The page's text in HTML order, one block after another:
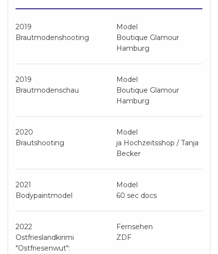
2019
Model
Brautmodenshooting
Boutique Glamour
Hamburg
2019
Model
Brautmodenschau
Boutique Glamour
Hamburg
2020
Model
Brautshooting
ja Hochzeitsshop / Tanja
Becker
2021
Model
Bodypaintmodel
60 sec docs
2022
Fernsehen
Ostfrieslandkirimi
"Ostfriesenwut":
ZDF